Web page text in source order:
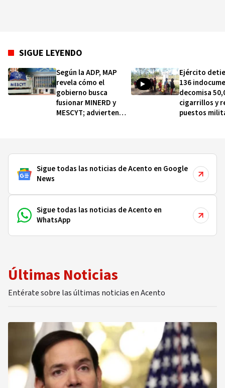
SIGUE LEYENDO
Según la ADP, MAP
revela cómo el
gobierno busca
fusionar MINERD y
MESCYT; advierten
Ejército
136
decomisa
cigarrillos y
puestos
Sigue todas las noticias de Acento en Google
News
Sigue todas las noticias de Acento en
WhatsApp